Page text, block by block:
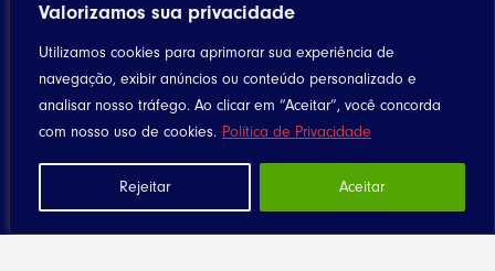
Valorizamos sua privacidade
Utilizamos cookies para aprimorar sua experiência de
navegação, exibir anúncios ou conteúdo personalizado e
analisar nosso tráfego. Ao clicar em “Aceitar”, você concorda
com nosso uso de cookies. Política de Privacidade
Rejeitar Aceitar
Bispo
Agenda
Utilitários
Celebrando a Vida